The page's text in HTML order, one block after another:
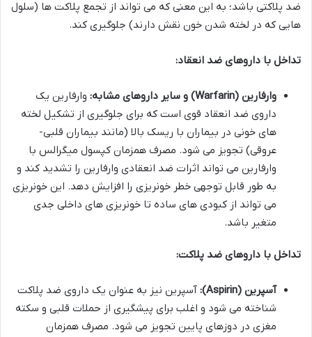
ضد پلاکتی باشد؛ به این معنی که می تواند از تجمع پلاکت ها (سلول
هایی که در لخته شدن خون نقش دارند) جلوگیری کند.
تداخل با داروهای ضد انعقاد:
وارفارین (Warfarin) و سایر داروهای مشابه:
وارفارین یک
داروی ضد انعقاد قوی است که برای جلوگیری از تشکیل لخته
های خونی در بیماران با ریسک بالا (مانند بیماران قلبی-
عروقی) تجویز می شود. مصرف همزمان کپسول میگرالس با
وارفارین می تواند اثرات ضد انعقادی وارفارین را تشدید کند و
به طور قابل توجهی خطر خونریزی را افزایش دهد. این خونریزی
می تواند از کبودی های ساده تا خونریزی های داخلی جدی
متغیر باشد.
تداخل با داروهای ضد پلاکت:
آسپرین (Aspirin):
آسپرین نیز به عنوان یک داروی ضد پلاکت
شناخته می شود و اغلب برای پیشگیری از حملات قلبی و سکته
مغزی در دوزهای پایین تجویز می شود. مصرف همزمان